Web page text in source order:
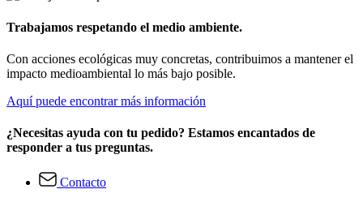
Trabajamos respetando el medio ambiente.
Con acciones ecológicas muy concretas, contribuimos a mantener el
impacto medioambiental lo más bajo posible.
Aquí puede encontrar más información
¿Necesitas ayuda con tu pedido? Estamos encantados de
responder a tus preguntas.
Contacto